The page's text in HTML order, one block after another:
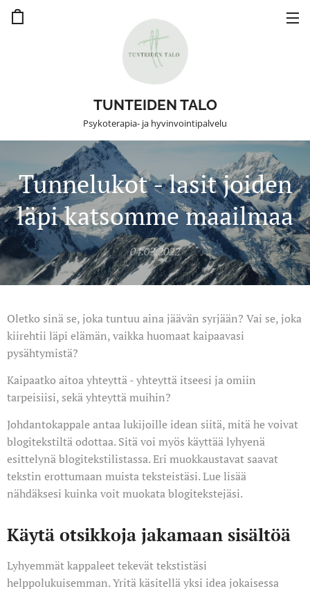
TUNTEIDEN TALO
Psykoterapia- ja hyvinvointipalvelu
Tunnelukot - lasit joiden
läpi katsomme maailmaa
04.02.2022
Oletko sinä se, joka tuntuu aina jäävän syrjään? Vai se, joka
kiirehtii läpi elämän, vaikka huomaat kaipaavasi
pysähtymistä?
Kaipaatko aitoa yhteyttä - yhteyttä itseesi ja omiin
tarpeisiisi, sekä yhteyttä muihin?
Johdantokappale antaa lukijoille idean siitä, mitä he voivat
blogitekstiltä odottaa. Sitä voi myös käyttää lyhyenä
esittelynä blogitekstilistassa. Eri muokkaustavat saavat
tekstin erottumaan muista teksteistäsi. Lue lisää
nähdäksesi kuinka voit muokata blogitekstejäsi.
Käytä otsikkoja jakamaan sisältöä
Lyhyemmät kappaleet tekevät tekstistäsi
helppolukuisemman. Yritä käsitellä yksi idea jokaisessa